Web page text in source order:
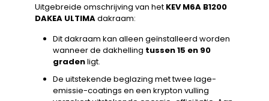
Uitgebreide omschrijving van het KEV M6A B1200
DAKEA ULTIMAdakraam:
Dit dakraam kan alleen geïnstalleerd worden
wanneer de dakhelling tussen 15 en 90
gradenligt.
De uitstekende beglazing met twee lage-
emissie-coatings en een krypton vulling